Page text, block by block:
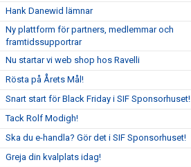
Hank Danewid lämnar
Ny plattform för partners, medlemmar och
framtidssupportrar
Nu startar vi web shop hos Ravelli
Rösta på Årets Mål!
Snart start för Black Friday i SIF Sponsorhuset!
Tack Rolf Modigh!
Ska du e-handla? Gör det i SIF Sponsorhuset!
Greja din kvalplats idag!